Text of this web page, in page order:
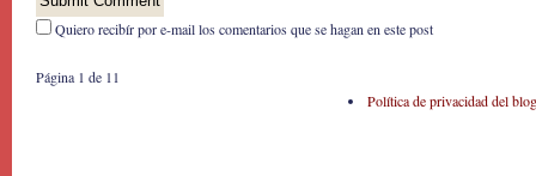
Quiero recibír por e-mail los comentarios que se hagan en este post
Página 1 de 1 1
Política de privacidad del